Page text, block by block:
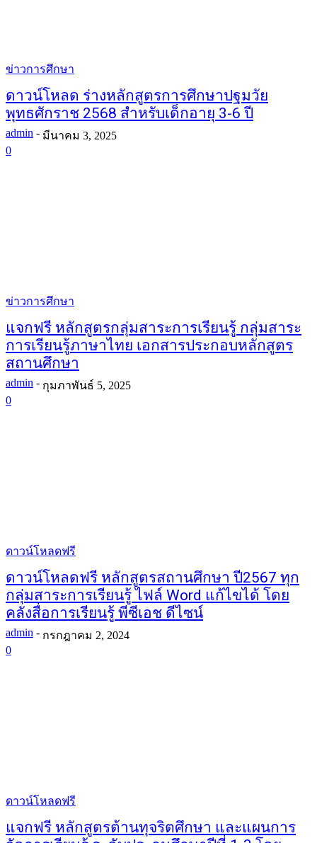
ข่าวการศึกษา
ดาวน์โหลด ร่างหลักสูตรการศึกษาปฐมวัย
พุทธศักราช 2568 สำหรับเด็กอายุ 3-6 ปี
admin - มีนาคม 3, 2025
0
ข่าวการศึกษา
แจกฟรี หลักสูตรกลุ่มสาระการเรียนรู้ กลุ่มสาระ
การเรียนรู้ภาษาไทย เอกสารประกอบหลักสูตร
สถานศึกษา
admin - กุมภาพันธ์ 5, 2025
0
ดาวน์โหลดฟรี
ดาวน์โหลดฟรี หลักสูตรสถานศึกษา ปี2567 ทุก
กลุ่มสาระการเรียนรู้ ไฟล์ Word แก้ไขได้ โดย
คลังสื่อการเรียนรู้ พีซีเอช ดีไซน์
admin - กรกฎาคม 2, 2024
0
ดาวน์โหลดฟรี
แจกฟรี หลักสูตรต้านทุจริตศึกษา และแผนการ